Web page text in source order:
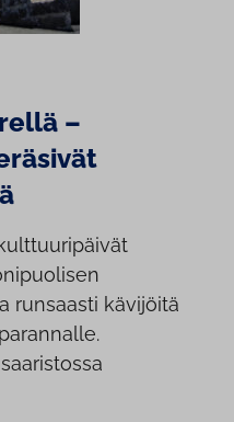
–
runsaasti kävijöitä